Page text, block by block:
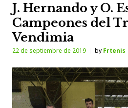
J. Hernando y O.
Campeones del
Vendimia
22 de septiembre de 2019 by Frtenis